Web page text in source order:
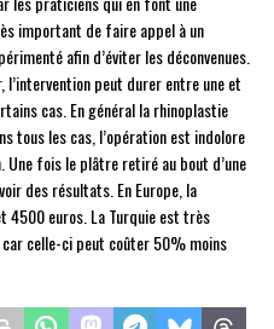
important de faire appel à un
afin d’éviter les déconvenues.
peut durer entre une et
cas. En général la rhinoplastie
tous les cas, l’opération est indolore
fois le plâtre retiré au bout d’une
des résultats. En Europe, la
euros. La Turquie est très
celle-ci peut coûter 50% moins